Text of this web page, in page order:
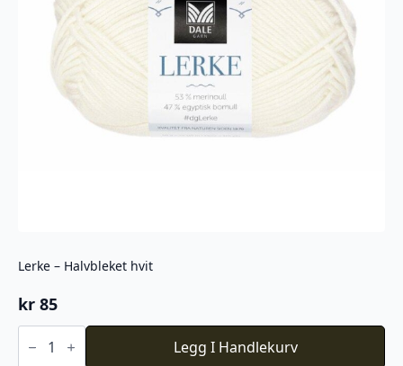
Lerke – Halvbleket hvit
kr 85
Lerke
Halvbleket
Legg I Handlekurv